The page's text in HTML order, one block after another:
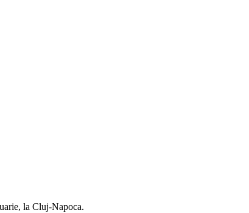
la Cluj-Napoca.